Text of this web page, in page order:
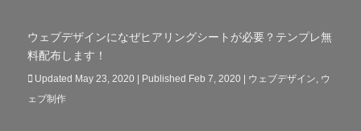
ウェブデザインになぜヒアリングシートが必要？テンプレ無
料配布します！
Updated May 23, 2020 | Published Feb 7, 2020| ウェブデザイン, ウ
ェブ制作